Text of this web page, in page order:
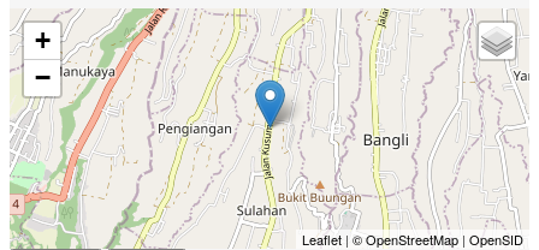
+
−
Leaflet |© OpenStreetMap | OpenSID